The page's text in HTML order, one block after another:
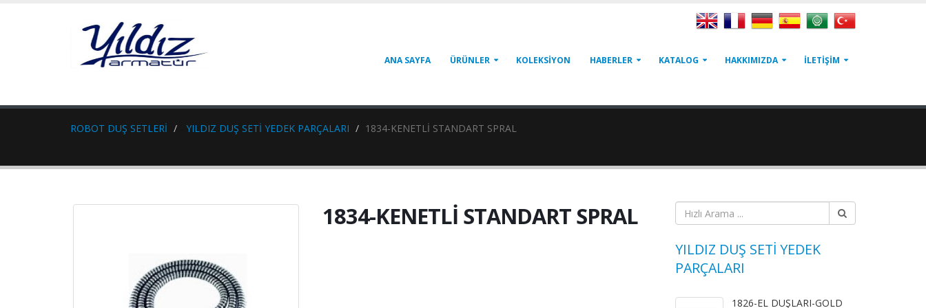
ANA SAYFA ÜRÜNLER KOLEKSİYON HABERLER KATALOG HAKKIMIZDA İLETİŞİM
ROBOT DUŞ SETLERİ YILDIZ DUŞ SETİ YEDEK PARÇALARI 1834-KENETLİ STANDART SPRAL
1834-KENETLİ STANDART SPRAL
YILDIZ DUŞ SETİ YEDEK
PARÇALARI
1826-EL DUŞLARI-GOLD